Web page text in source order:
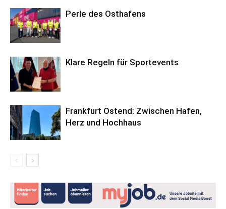
Perle des Osthafens
Klare Regeln für Sportevents
Frankfurt Ostend: Zwischen Hafen,
Herz und Hochhaus